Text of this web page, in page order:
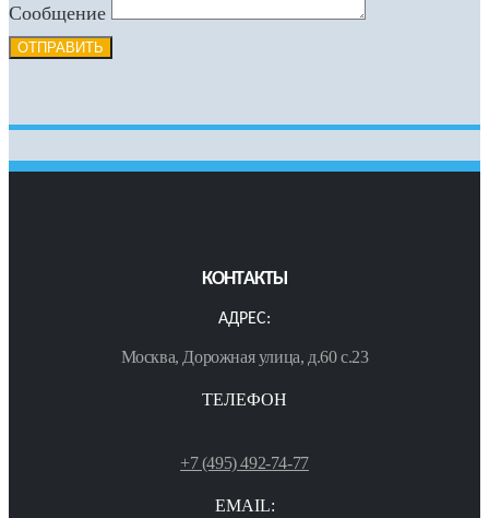
Сообщение
ОТПРАВИТЬ
КОНТАКТЫ
АДРЕС:
Москва, Дорожная улица, д.60 с.23
ТЕЛЕФОН
+7 (495) 492-74-77
EMAIL: